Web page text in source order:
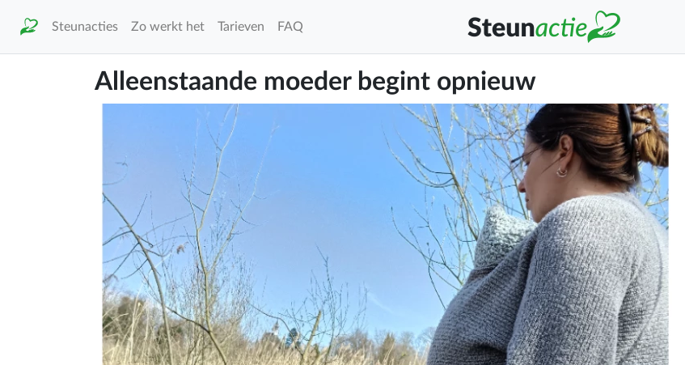
Steunacties Zo werkt het Tarieven FAQ
Alleenstaande moeder begint opnieuw